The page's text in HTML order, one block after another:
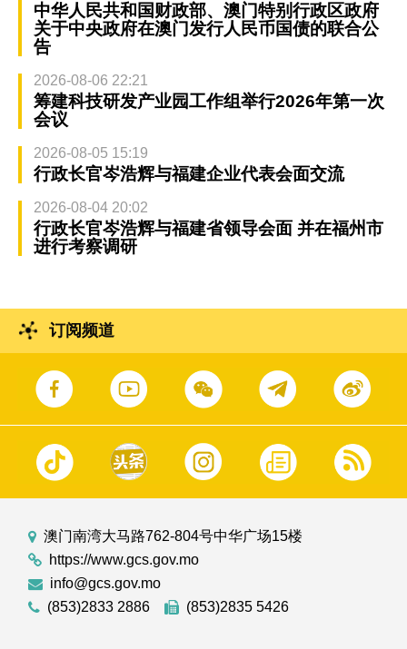
中华人民共和国财政部、澳门特别行政区政府
关于中央政府在澳门发行人民币国债的联合公
告
2026-08-06 22:21
筹建科技研发产业园工作组举行2026年第一次
会议
2026-08-05 15:19
行政长官岑浩辉与福建企业代表会面交流
2026-08-04 20:02
行政长官岑浩辉与福建省领导会面 并在福州市
进行考察调研
订阅频道
澳门南湾大马路762-804号中华广场15楼
https://www.gcs.gov.mo
info@gcs.gov.mo
(853)2833 2886
(853)2835 5426